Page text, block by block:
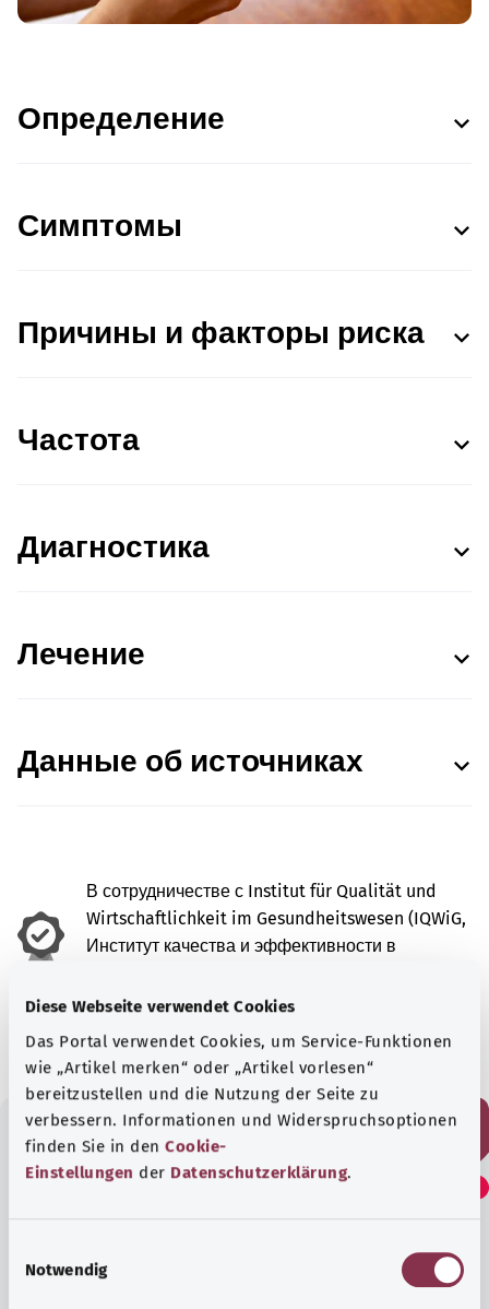
Diese Webseite verwendet Cookies
Das Portal verwendet Cookies, um Service-Funktionen
wie „Artikel merken“ oder „Artikel vorlesen“
bereitzustellen und die Nutzung der Seite zu
verbessern. Informationen und Widerspruchsoptionen
finden Sie in den Cookie-
Einstellungen der Datenschutzerklärung.
Notwendig
Определение
Симптомы
Причины и факторы риска
Частота
Диагностика
Лечение
Данные об источниках
В сотрудничестве с Institut für Qualität und
Wirtschaftlichkeit im Gesundheitswesen (IQWiG,
Институт качества и эффективности в
Состояние:21.10.2022
Считаете ли вы эту
статью полезной?